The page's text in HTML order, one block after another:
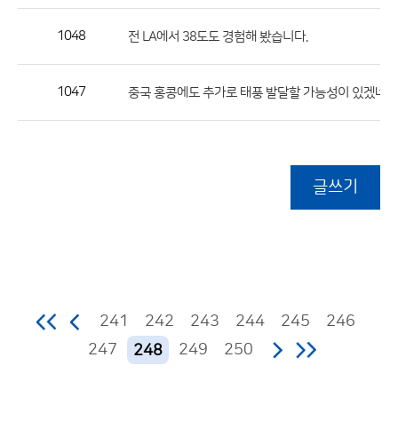
1048 전 LA에서 38도도 경험해 봤습니다.
1047 중국 홍콩에도 추가로 태풍 발달할 가능성이 있겠네
글쓰기
241 242 243 244 245
246
247
248 249 250